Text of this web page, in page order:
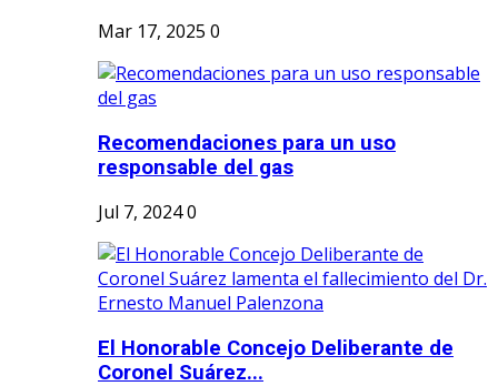
Mar 17, 2025 0
Recomendaciones para un uso
responsable del gas
Jul 7, 20240
El Honorable Concejo Deliberante de
Coronel Suárez...